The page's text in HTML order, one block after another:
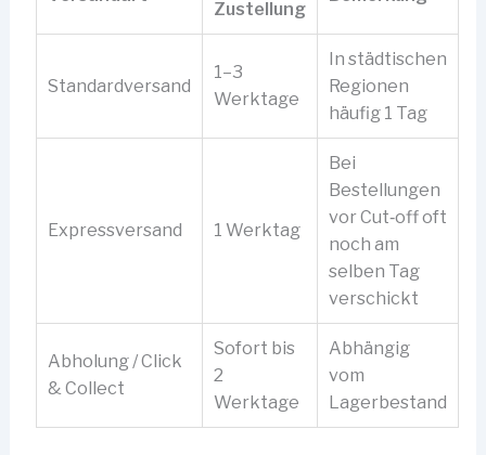
Zustellung
Standardversand
1–3
Werktage
In städtischen
Regionen
häufig 1 Tag
Expressversand 1 Werktag
Bei
Bestellungen
vor Cut‑off oft
noch am
selben Tag
verschickt
Abholung / Click
& Collect
Sofort bis
2
Werktage
Abhängig
vom
Lagerbestand